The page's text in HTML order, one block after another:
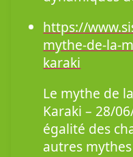
https://
mythe-de-la-
karaki
Le mythe de
Karaki – 28/
égalité des
autres